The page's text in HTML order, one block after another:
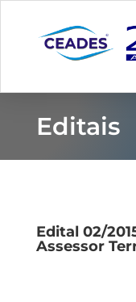
Editais
Edital 02/
Assessor